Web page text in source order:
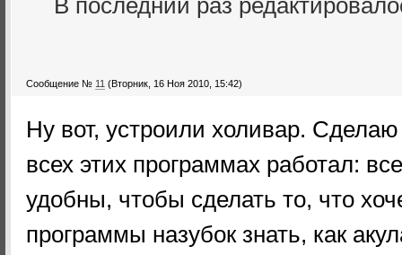
Сообщение № 11 (Вторник, 16 Ноя 2010, 15:42)
Ну вот, устроили холивар.
всех этих программах работал:
удобны, чтобы сделать то, что
программы назубок знать, как